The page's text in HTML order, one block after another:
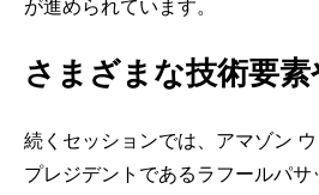
が進められています。
さまざまな技術要
続くセッションでは、アマゾン
プレジデントであるラフールパサ